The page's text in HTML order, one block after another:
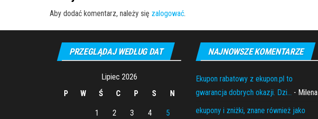
Aby dodać komentarz, należy się zalogować.
PRZEGLĄDAJ WEDŁUG DAT
Lipiec 2026
P
W Ś C P S N
1 2 3 4 5
NAJNOWSZE KOMENTARZE
Ekupon rabatowy z ekupon.pl to
gwarancja dobrych okazji. Dzi... - Milena
ekupony i zniżki, znane również jako